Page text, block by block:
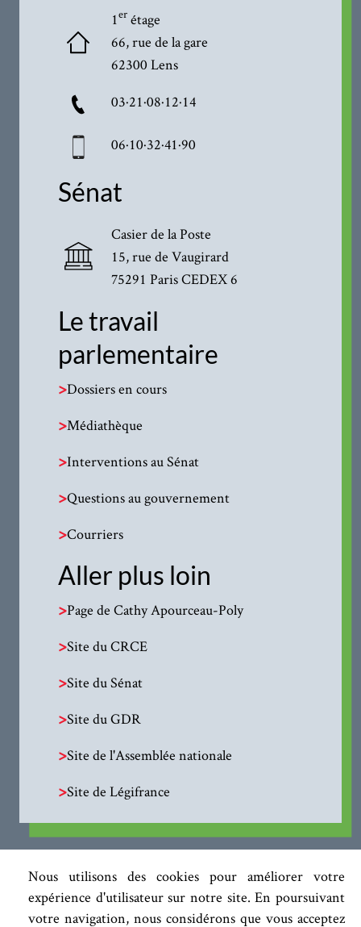
Nous utilisons des cookies pour améliorer votre
expérience d'utilisateur sur notre site. En poursuivant
votre navigation, nous considérons que vous acceptez
1erétage
66, rue de la gare
62300 Lens
03·21·08·12·14
06·10·32·41·90
Sénat
Casier de la Poste
15, rue de Vaugirard
75291 Paris CEDEX 6
Le travail
parlementaire
>Dossiers en cours
>Médiathèque
>Interventions au Sénat
>Questions au gouvernement
>Courriers
Aller plus loin
>Page de Cathy Apourceau-Poly
>Site du CRCE
>Site du Sénat
>Site du GDR
>Site de l'Assemblée nationale
>Site de Légifrance